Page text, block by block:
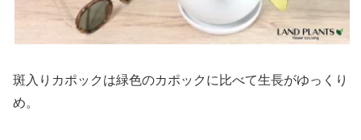
斑入りカポックは緑色のカポックに比べて生長がゆっくり
め。